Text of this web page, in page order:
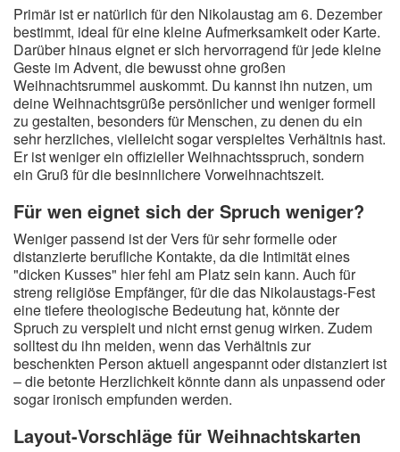
Primär ist er natürlich für den Nikolaustag am 6. Dezember
bestimmt, ideal für eine kleine Aufmerksamkeit oder Karte.
Darüber hinaus eignet er sich hervorragend für jede kleine
Geste im Advent, die bewusst ohne großen
Weihnachtsrummel auskommt. Du kannst ihn nutzen, um
deine Weihnachtsgrüße persönlicher und weniger formell
zu gestalten, besonders für Menschen, zu denen du ein
sehr herzliches, vielleicht sogar verspieltes Verhältnis hast.
Er ist weniger ein offizieller Weihnachtsspruch, sondern
ein Gruß für die besinnlichere Vorweihnachtszeit.
Für wen eignet sich der Spruch weniger?
Weniger passend ist der Vers für sehr formelle oder
distanzierte berufliche Kontakte, da die Intimität eines
"dicken Kusses" hier fehl am Platz sein kann. Auch für
streng religiöse Empfänger, für die das Nikolaustags-Fest
eine tiefere theologische Bedeutung hat, könnte der
Spruch zu verspielt und nicht ernst genug wirken. Zudem
solltest du ihn meiden, wenn das Verhältnis zur
beschenkten Person aktuell angespannt oder distanziert ist
– die betonte Herzlichkeit könnte dann als unpassend oder
sogar ironisch empfunden werden.
Layout-Vorschläge für Weihnachtskarten